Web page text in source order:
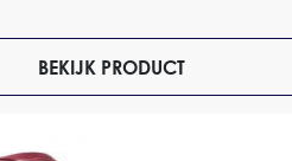
BEKIJK PRODUCT